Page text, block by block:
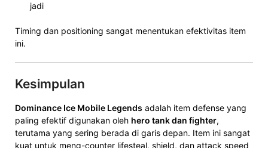
jadi
Timing dan positioning sangat menentukan efektivitas item
ini.
Kesimpulan
Dominance Ice Mobile Legends adalah item defense yang
paling efektif digunakan oleh hero tank dan fighter,
terutama yang sering berada di garis depan. Item ini sangat
kuat untuk meng-counter lifesteal, shield, dan attack speed